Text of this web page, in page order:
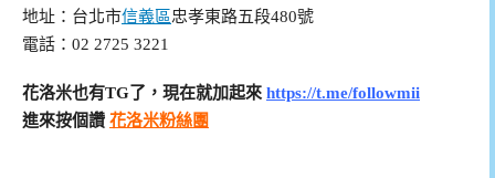
地址：台北市信義區忠孝東路五段480號
電話：02 2725 3221
花洛米也有TG了，現在就加起來 https://t.me/followmii
進來按個讚 花洛米粉絲團